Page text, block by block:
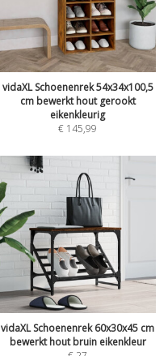
vidaXL Schoenenrek 54x34x100,5
cm bewerkt hout gerookt
eikenkleurig
€ 145,99
vidaXL Schoenenrek 60x30x45 cm
bewerkt hout bruin eikenkleur